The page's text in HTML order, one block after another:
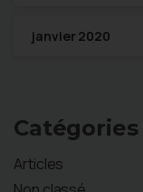
janvier 2020
Catégories
Articles